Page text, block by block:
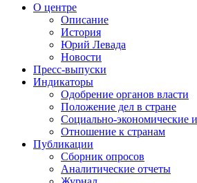
О центре
Описание
История
Юрий Левада
Новости
Пресс-выпуски
Индикаторы
Одобрение органов власти
Положение дел в стране
Социально-экономические
Отношение к странам
Публикации
Сборник опросов
Аналитические отчеты